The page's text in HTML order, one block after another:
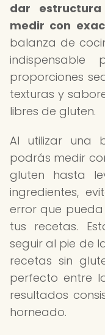
dar
medir con
balanza de
proporciones
texturas y
libres de gluten.
Al utilizar una
podrás medir
gluten hasta
ingredientes,
error que
tus recetas.
seguir al pie de
recetas sin
perfecto entre
resultados
horneado.